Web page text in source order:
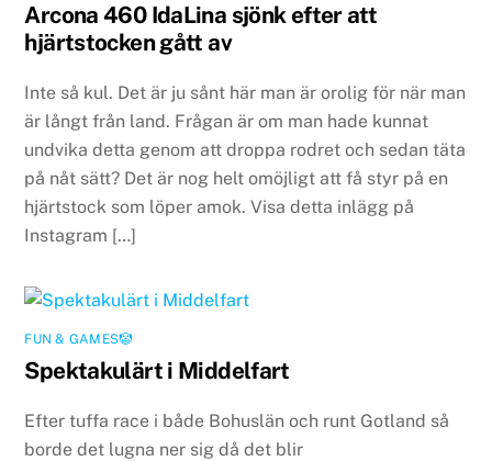
Arcona 460 IdaLina sjönk efter att
hjärtstocken gått av
Inte så kul. Det är ju sånt här man är orolig för när man
är långt från land. Frågan är om man hade kunnat
undvika detta genom att droppa rodret och sedan täta
på nåt sätt? Det är nog helt omöjligt att få styr på en
hjärtstock som löper amok. Visa detta inlägg på
Instagram […]
FUN & GAMES🤡
Spektakulärt i Middelfart
Efter tuffa race i både Bohuslän och runt Gotland så
borde det lugna ner sig då det blir